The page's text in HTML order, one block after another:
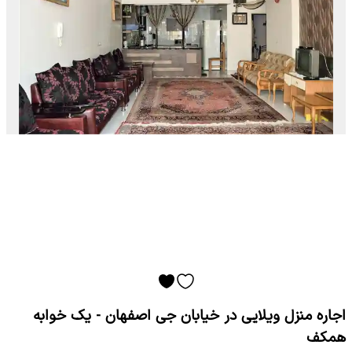
اجاره منزل ویلایی در خیابان جی اصفهان - یک خوابه
همکف